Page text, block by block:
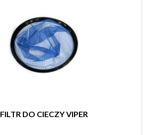
FILTR DO CIECZY VIPER